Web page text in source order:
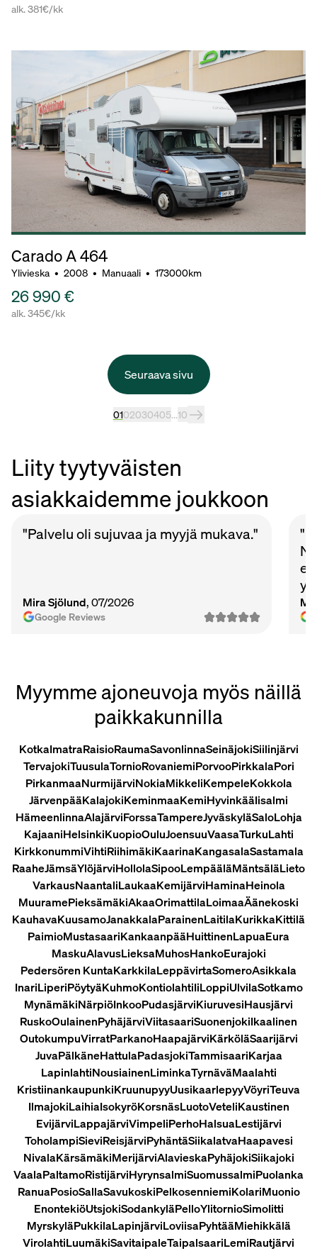
alk. 381€/kk
Carado A 464
Ylivieska • 2008 • Manuaali • 173000km
26 990 €
alk. 345€/kk
Seuraava sivu
0102030405...10
Liity tyytyväisten
asiakkaidemme joukkoon
"Palvelu oli sujuvaa ja myyjä mukava."
Mira Sjölund, 07/2026
Google Reviews
Myymme ajoneuvoja myös näillä
paikkakunnilla
KotkaImatraRaisioRaumaSavonlinnaSeinäjokiSiilinjärvi
TervajokiTuusulaTornioRovaniemiPorvooPirkkalaPori
PirkanmaaNurmijärviNokiaMikkeliKempeleKokkola
JärvenpääKalajokiKeminmaaKemiHyvinkääIisalmi
HämeenlinnaAlajärviForssaTampereJyväskyläSaloLohja
KajaaniHelsinkiKuopioOuluJoensuuVaasaTurkuLahti
KirkkonummiVihtiRiihimäkiKaarinaKangasalaSastamala
RaaheJämsäYlöjärviHollolaSipooLempääläMäntsäläLieto
VarkausNaantaliLaukaaKemijärviHaminaHeinola
MuuramePieksämäkiAkaaOrimattilaLoimaaÄänekoski
KauhavaKuusamoJanakkalaParainenLaitilaKurikkaKittilä
PaimioMustasaariKankaanpääHuittinenLapuaEura
MaskuAlavusLieksaMuhosHankoEurajoki
Pedersören KuntaKarkkilaLeppävirtaSomeroAsikkala
InariLiperiPöytyäKuhmoKontiolahtiIiLoppiUlvilaSotkamo
MynämäkiNärpiöInkooPudasjärviKiuruvesiHausjärvi
RuskoOulainenPyhäjärviViitasaariSuonenjokiIkaalinen
OutokumpuVirratParkanoHaapajärviKärköläSaarijärvi
JuvaPälkäneHattulaPadasjokiTammisaariKarjaa
LapinlahtiNousiainenLiminkaTyrnäväMaalahti
KristiinankaupunkiKruunupyyUusikaarlepyyVöyriTeuva
IlmajokiLaihiaIsokyröKorsnäsLuotoVeteliKaustinen
EvijärviLappajärviVimpeliPerhoHalsuaLestijärvi
ToholampiSieviReisjärviPyhäntäSiikalatvaHaapavesi
NivalaKärsämäkiMerijärviAlavieskaPyhäjokiSiikajoki
VaalaPaltamoRistijärviHyrynsalmiSuomussalmiPuolanka
RanuaPosioSallaSavukoskiPelkosenniemiKolariMuonio
EnontekiöUtsjokiSodankyläPelloYlitornioSimoIitti
MyrskyläPukkilaLapinjärviLoviisaPyhtääMiehikkälä
VirolahtiLuumäkiSavitaipaleTaipalsaariLemiRautjärvi